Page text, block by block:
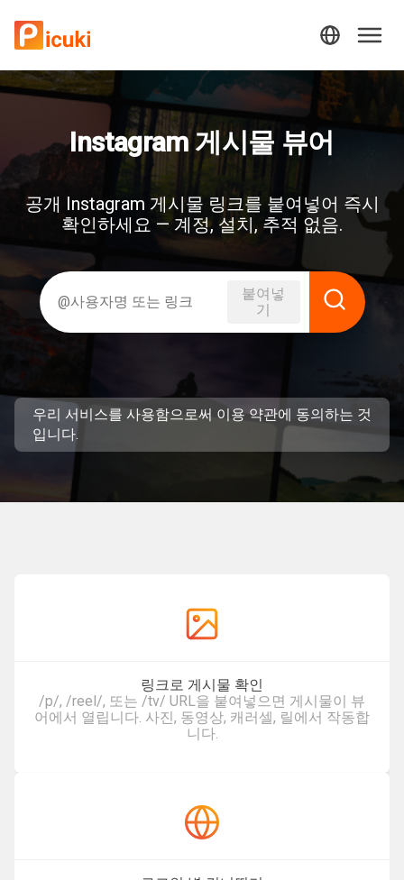
Instagram 게시물 뷰어
공개 Instagram 게시물 링크를 붙여넣어 즉시
확인하세요 — 계정, 설치, 추적 없음.
붙여넣
기
우리 서비스를 사용함으로써 이용 약관에 동의하는 것
입니다.
링크로 게시물 확인
/p/, /reel/, 또는 /tv/ URL을 붙여넣으면 게시물이 뷰
어에서 열립니다. 사진, 동영상, 캐러셀, 릴에서 작동합
니다.